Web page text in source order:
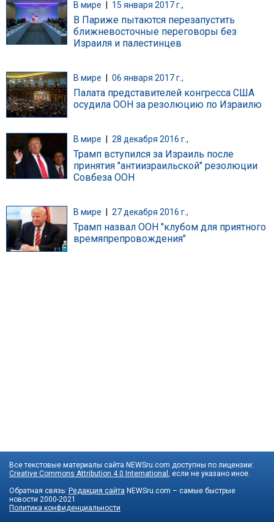
В мире | 15 января 2017 г.,
В Париже пытаются перезапустить
ближневосточные переговоры без
Израиля и палестинцев
В мире 06 января 2017 г.,
Палата представителей конгресса США
осудила ООН за резолюцию по Израилю
В мире 28 декабря 2016 г.,
Трамп вступился за Израиль после
принятия "антиизраильской" резолюции
Совбеза ООН
В мире 27 декабря 2016 г.,
Трамп назвал ООН "клубом для приятного
времяпрепровождения"
Все текстовые материалы сайта NEWSru.com доступны по лицензии:
Creative Commons Attribution 4.0 International
, если не указано иное.
Обратная связь: Редакция сайта NEWSru.com – самые быстрые
новости 2000-2021
Политика конфиденциальности